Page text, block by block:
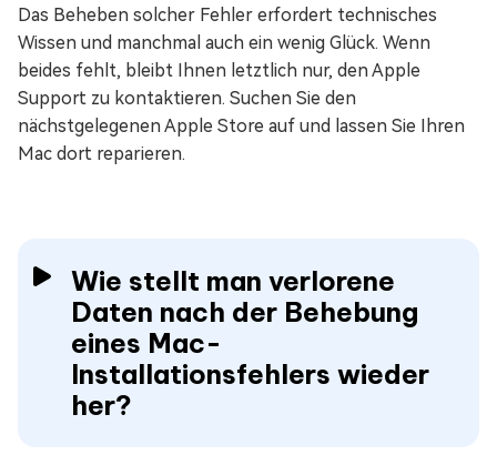
Das Beheben solcher Fehler erfordert technisches
Wissen und manchmal auch ein wenig Glück. Wenn
beides fehlt, bleibt Ihnen letztlich nur, den Apple
Support zu kontaktieren. Suchen Sie den
nächstgelegenen Apple Store auf und lassen Sie Ihren
Mac dort reparieren.
Wie stellt man verlorene
Daten nach der Behebung
eines Mac-
Installationsfehlers wieder
her?